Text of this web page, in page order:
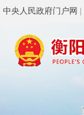
中央人民政府门户网